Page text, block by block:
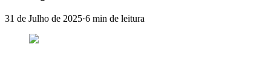
31 de Julho de 2025·6 min de leitura